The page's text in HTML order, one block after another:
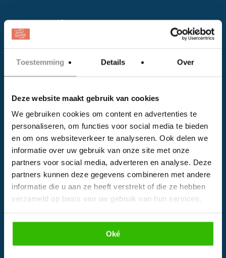
Toestemming Details Over
Deze website maakt gebruik van cookies
We gebruiken cookies om content en advertenties te
personaliseren, om functies voor social media te bieden
en om ons websiteverkeer te analyseren. Ook delen we
informatie over uw gebruik van onze site met onze
partners voor social media, adverteren en analyse. Deze
partners kunnen deze gegevens combineren met andere
informatie die u aan ze heeft verstrekt of die ze hebben
verzameld op basis van uw gebruik van hun services.
Oké
Instagram
EVENTS
Bedrijven
Impressie
Weddingplanner